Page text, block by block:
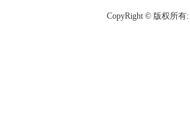
CopyRight © 版权所有: